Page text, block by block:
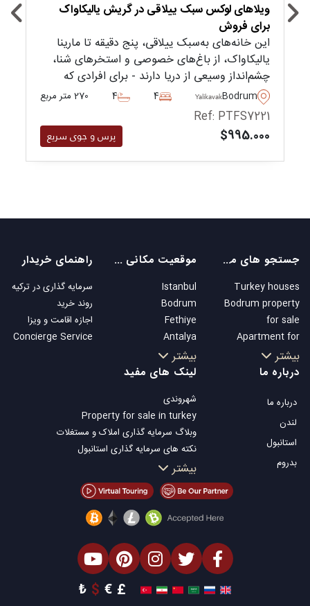
ویلاهای لوکس سبک ییلاقی در گریش یالیکاواک
برای فروش
این خانه‌های به‌سبک ییلاقی، پنج دقیقه تا مارینا
یالیکاواک، از باغ‌های خصوصی و استخرهای شنا،
چشم‌انداز وسیعی از دریا دارند - برای افرادی که
می‌خواهند به طور دائم به ترکیه نقل مکان کنند،
عالی است.
Bodrum
Yalikavak
4
4 270 متر مربع
Ref: PTFS7221
$995.000 پرس و جوی سریع
جستجو های محبوب
Turkey houses
Bodrum property
for sale
Apartment for
sale in Istanbul
Istanbul Villas
Apartment for
sale in Antalya
Antalya homes
بیشتر
موقعیت مکانی های محبوب
Istanbul
Bodrum
Fethiye
Antalya
Kalkan
Alanya
Bursa
Gocek
Side
Kemer
Dalyan
Izmir
Belek
بیشتر
راهنمای خریدار
سرمایه گذاری در ترکیه
روند خرید
اجازه اقامت و ویزا
Concierge Service
درباره ما
درباره ما
لندن
استانبول
بدروم
لینک های مفید
شهروندی
Property for sale in turkey
وبلاگ سرمایه گذاری املاک و مستغلات
نکته های سرمایه گذاری استانبول
تلویزیون Property Turkey
املاک مناسب سرمایه گذاری استانبول
فروش ملک شما
املاک توافقی
املاک لوکس
املاک مناسب سرمایه گذاری
طراحی ساختمان
بیشتر
£
€
$
₺